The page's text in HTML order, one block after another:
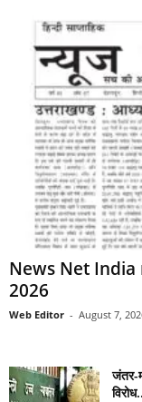
News Net
2026
Web Editor - August 7,
जंतर-